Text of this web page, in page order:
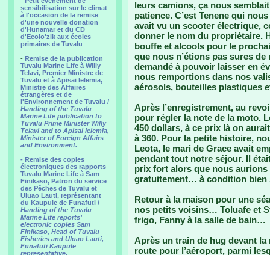
sensibilisation sur le climat
à l'occasion de la remise
d'une nouvelle donation
d'Hunamar et du CD
d'Ecolo'zik aux écoles
primaires de Tuvalu
- Remise de la publication
Tuvalu Marine Life à Willy
Telavi, Premier Ministre de
Tuvalu et à Apisai Ielemia,
Ministre des Affaires
étrangères et de
l'Environnement de Tuvalu /
Handing of the Tuvalu
Marine Life publication to
Tuvalu Prime Minister Willy
Telavi and to Apisai Ielemia,
Minister of Foreign Affairs
and Environment.
- Remise des copies
électroniques des rapports
Tuvalu Marine Life à Sam
Finikaso, Patron du service
des Pêches de Tuvalu et
Uluao Lauti, représentant
du Kaupule de Funafuti /
Handing of the Tuvalu
Marine Life reports’
electronic copies Sam
Finikaso, Head of Tuvalu
Fisheries and Uluao Lauti,
Funafuti Kaupule
representative.
leurs camions, ça nous
patience. C’est Tenene qui
avait vu un scooter électrique,
donner le nom du propriétaire.
bouffe et alcools pour le
que nous n’étions pas sures
demandé à pouvoir laisser en
nous remportions dans nos
aérosols, bouteilles plastiques
Après l’enregistrement, au
pour régler la note de la moto.
450 dollars, à ce prix là on
à 360. Pour la petite histoire,
Leota, le mari de Grace avait
pendant tout notre séjour. Il
prix fort alors que nous
gratuitement… à condition bien
Retour à la maison pour une
nos petits voisins… Toluafe et
frigo, Fanny à la salle de bain…
Après un train de hug devant la
route pour l’aéroport, parmi